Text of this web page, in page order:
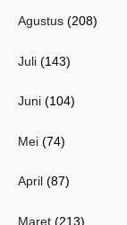
Agustus (208)
Juli (143)
Juni (104)
Mei (74)
April (87)
Maret (213)